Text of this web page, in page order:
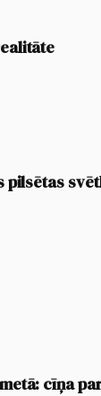
pilsētas
cīņa